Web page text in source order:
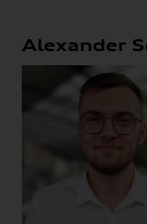
Alexander